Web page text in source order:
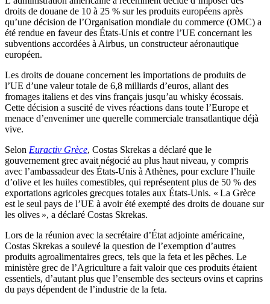
droits de douane de 10 à 25 % sur les produits européens après
qu’une décision de l’Organisation mondiale du commerce (OMC) a
été rendue en faveur des États-Unis et contre l’UE concernant les
subventions accordées à Airbus, un constructeur aéronautique
européen.
Les droits de douane concernent les importations de produits de
l’UE d’une valeur totale de 6,8 milliards d’euros, allant des
fromages italiens et des vins français jusqu’au whisky écossais.
Cette décision a suscité de vives réactions dans toute l’Europe et
menace d’envenimer une querelle commerciale transatlantique déjà
vive.
Selon Euractiv Grèce, Costas Skrekas a déclaré que le
gouvernement grec avait négocié au plus haut niveau, y compris
avec l’ambassadeur des États-Unis à Athènes, pour exclure l’huile
d’olive et les huiles comestibles, qui représentent plus de 50 % des
exportations agricoles grecques totales aux États-Unis. « La Grèce
est le seul pays de l’UE à avoir été exempté des droits de douane sur
les olives », a déclaré Costas Skrekas.
Lors de la réunion avec la secrétaire d’État adjointe américaine,
Costas Skrekas a soulevé la question de l’exemption d’autres
produits agroalimentaires grecs, tels que la feta et les pêches. Le
ministère grec de l’Agriculture a fait valoir que ces produits étaient
essentiels, d’autant plus que l’ensemble des secteurs ovins et caprins
du pays dépendent de l’industrie de la feta.